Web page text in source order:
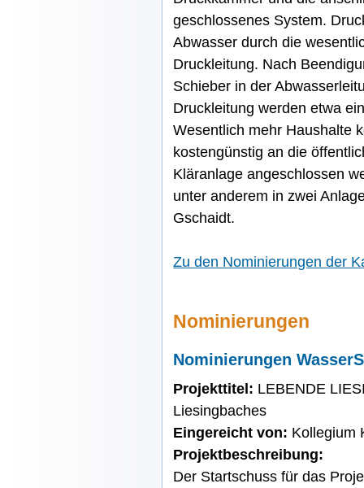
geschlossenes System.
Abwasser durch die
Druckleitung. Nach
Schieber in der
Druckleitung werden etwa
Wesentlich mehr Haushalte
kostengünstig an die
Kläranlage angeschlossen
unter anderem in zwei
Gschaidt.
Zu den Nominierungen der
Nominierungen
Nominierungen
Projekttitel: LEBENDE
Liesingbaches
Eingereicht von: Kollegium
Projektbeschreibung:
Der Startschuss für das